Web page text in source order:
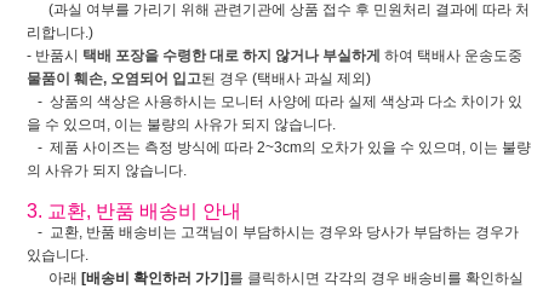
(과실 여부를 가리기 위해 관련기관에 상품 접수 후 민원처리 결과에 따라 처
리합니다.)
- 반품시 택배 포장을 수령한 대로 하지 않거나 부실하게 하여 택배사 운송도중
물품이 훼손, 오염되어 입고된 경우 (택배사 과실 제외)
- 상품의 색상은 사용하시는 모니터 사양에 따라 실제 색상과 다소 차이가 있
을 수 있으며, 이는 불량의 사유가 되지 않습니다.
- 제품 사이즈는 측정 방식에 따라 2~3cm의 오차가 있을 수 있으며, 이는 불량
의 사유가 되지 않습니다.
3. 교환, 반품 배송비 안내
- 교환, 반품 배송비는 고객님이 부담하시는 경우와 당사가 부담하는 경우가
있습니다.
아래 [배송비 확인하러 가기] 를 클릭하시면 각각의 경우 배송비를 확인하실